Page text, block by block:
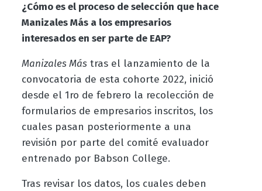
¿Cómo es el proceso de selección que hace
Manizales Más a los empresarios
interesados en ser parte de EAP?
Manizales Mástras el lanzamiento de la
convocatoria de esta cohorte 2022, inició
desde el 1ro de febrero la recolección de
formularios de empresarios inscritos, los
cuales pasan posteriormente a una
revisión por parte del comité evaluador
entrenado por Babson College.
Tras revisar los datos, los cuales deben